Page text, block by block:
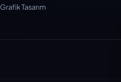
Grafik Tasarım